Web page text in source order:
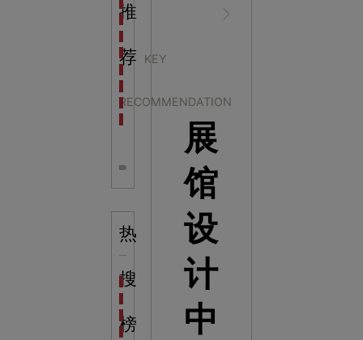
CENTER
推
荐 KEY
RECOMMENDATION
非遗文化展厅设计要点：展厅布局策展技巧和创新元
航空航天科技馆设计思路：如何设计促进公众的兴趣
目前科技馆的展示内容主要包含哪些几个方面？
全息体验馆设计：打造身临其境的奇妙世界
热
搜
榜
科学梦成功中标公主岭市科技馆新馆项目
科学梦中标中国科学技术馆2022年中国流动科技馆
科学梦中标洛阳市科学技术馆展品采购项目
展
馆
设
计
中